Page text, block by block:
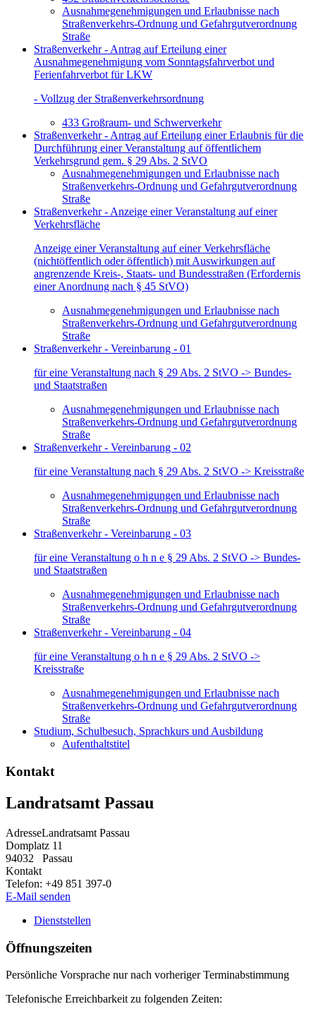
Ausnahmegenehmigungen und Erlaubnisse nach
Straßenverkehrs-Ordnung und Gefahrgutverordnung
Straße
Straßenverkehr - Antrag auf Erteilung einer
Ausnahmegenehmigung vom Sonntagsfahrverbot und
Ferienfahrverbot für LKW
- Vollzug der Straßenverkehrsordnung
433 Großraum- und Schwerverkehr
Straßenverkehr - Antrag auf Erteilung einer Erlaubnis für die
Durchführung einer Veranstaltung auf öffentlichem
Verkehrsgrund gem. § 29 Abs. 2 StVO
Ausnahmegenehmigungen und Erlaubnisse nach
Straßenverkehrs-Ordnung und Gefahrgutverordnung
Straße
Straßenverkehr - Anzeige einer Veranstaltung auf einer
Verkehrsfläche
Anzeige einer Veranstaltung auf einer Verkehrsfläche
(nichtöffentlich oder öffentlich) mit Auswirkungen auf
angrenzende Kreis-, Staats- und Bundesstraßen (Erfordernis
einer Anordnung nach § 45 StVO)
Ausnahmegenehmigungen und Erlaubnisse nach
Straßenverkehrs-Ordnung und Gefahrgutverordnung
Straße
Straßenverkehr - Vereinbarung - 01
für eine Veranstaltung nach § 29 Abs. 2 StVO -> Bundes-
und Staatstraßen
Ausnahmegenehmigungen und Erlaubnisse nach
Straßenverkehrs-Ordnung und Gefahrgutverordnung
Straße
Straßenverkehr - Vereinbarung - 02
für eine Veranstaltung nach § 29 Abs. 2 StVO -> Kreisstraße
Ausnahmegenehmigungen und Erlaubnisse nach
Straßenverkehrs-Ordnung und Gefahrgutverordnung
Straße
Straßenverkehr - Vereinbarung - 03
für eine Veranstaltung o h n e § 29 Abs. 2 StVO -> Bundes-
und Staatstraßen
Ausnahmegenehmigungen und Erlaubnisse nach
Straßenverkehrs-Ordnung und Gefahrgutverordnung
Straße
Straßenverkehr - Vereinbarung - 04
für eine Veranstaltung o h n e § 29 Abs. 2 StVO ->
Kreisstraße
Ausnahmegenehmigungen und Erlaubnisse nach
Straßenverkehrs-Ordnung und Gefahrgutverordnung
Straße
Studium, Schulbesuch, Sprachkurs und Ausbildung
Aufenthaltstitel
Kontakt
Landratsamt Passau
AdresseLandratsamt Passau
Domplatz 11
94032
Passau
Kontakt
Telefon: +49 851 397-0
E-Mail senden
Dienststellen
Öffnungszeiten
Persönliche Vorsprache nur nach vorheriger Terminabstimmung
Telefonische Erreichbarkeit zu folgenden Zeiten: